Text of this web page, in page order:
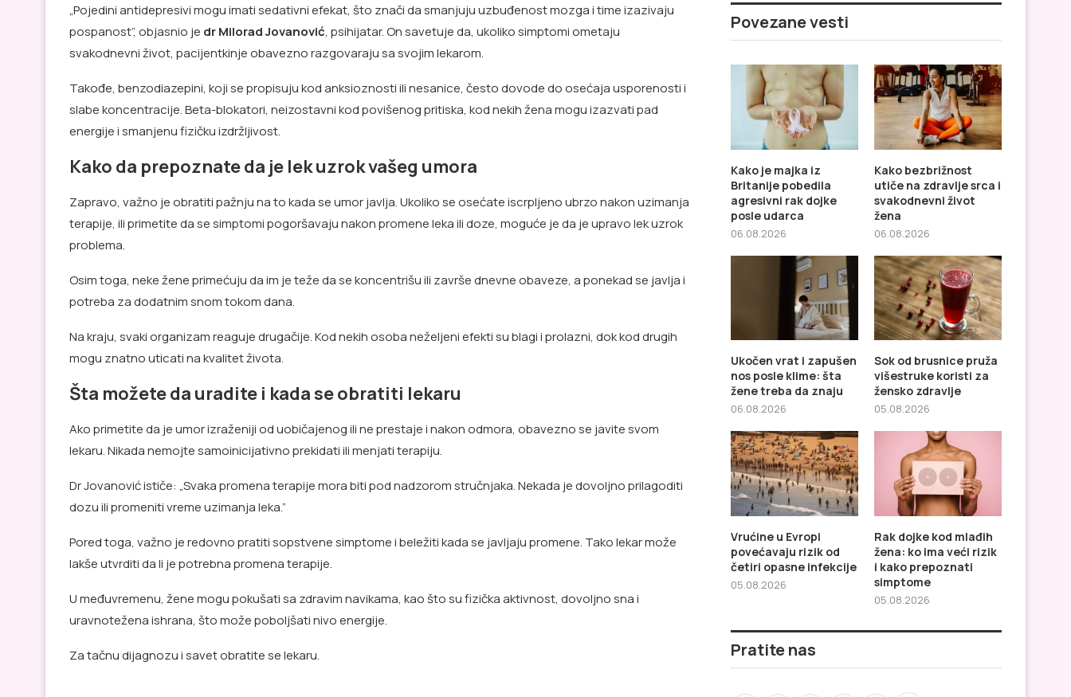
„Pojedini antidepresivi mogu imati sedativni efekat, što znači da smanjuju uzbuđenost mozga i time izazivaju
pospanost”, objasnio je dr Milorad Jovanović, psihijatar. On savetuje da, ukoliko simptomi ometaju
svakodnevni život, pacijentkinje obavezno razgovaraju sa svojim lekarom.
Takođe, benzodiazepini, koji se propisuju kod anksioznosti ili nesanice, često dovode do osećaja usporenosti i
slabe koncentracije. Beta-blokatori, neizostavni kod povišenog pritiska, kod nekih žena mogu izazvati pad
energije i smanjenu fizičku izdržljivost.
Kako da prepoznate da je lek uzrok vašeg umora
Zapravo, važno je obratiti pažnju na to kada se umor javlja. Ukoliko se osećate iscrpljeno ubrzo nakon uzimanja
terapije, ili primetite da se simptomi pogoršavaju nakon promene leka ili doze, moguće je da je upravo lek uzrok
problema.
Osim toga, neke žene primećuju da im je teže da se koncentrišu ili završe dnevne obaveze, a ponekad se javlja i
potreba za dodatnim snom tokom dana.
Na kraju, svaki organizam reaguje drugačije. Kod nekih osoba neželjeni efekti su blagi i prolazni, dok kod drugih
mogu znatno uticati na kvalitet života.
Šta možete da uradite i kada se obratiti lekaru
Ako primetite da je umor izraženiji od uobičajenog ili ne prestaje i nakon odmora, obavezno se javite svom
lekaru. Nikada nemojte samoinicijativno prekidati ili menjati terapiju.
Dr Jovanović ističe: „Svaka promena terapije mora biti pod nadzorom stručnjaka. Nekada je dovoljno prilagoditi
dozu ili promeniti vreme uzimanja leka.”
Pored toga, važno je redovno pratiti sopstvene simptome i beležiti kada se javljaju promene. Tako lekar može
lakše utvrditi da li je potrebna promena terapije.
U međuvremenu, žene mogu pokušati sa zdravim navikama, kao što su fizička aktivnost, dovoljno sna i
uravnotežena ishrana, što može poboljšati nivo energije.
Za tačnu dijagnozu i savet obratite se lekaru.
Povezane vesti
Kako je majka iz
Britanije pobedila
agresivni rak dojke
posle udarca
06.08.2026
Kako bezbrižnost
utiče na zdravlje srca i
svakodnevni život
žena
06.08.2026
Ukočen vrat i zapušen
nos posle klime: šta
žene treba da znaju
06.08.2026
Sok od brusnice pruža
višestruke koristi za
žensko zdravlje
05.08.2026
Vrućine u Evropi
povećavaju rizik od
četiri opasne infekcije
05.08.2026
Rak dojke kod mlađih
žena: ko ima veći rizik
i kako prepoznati
simptome
05.08.2026
Pratite nas